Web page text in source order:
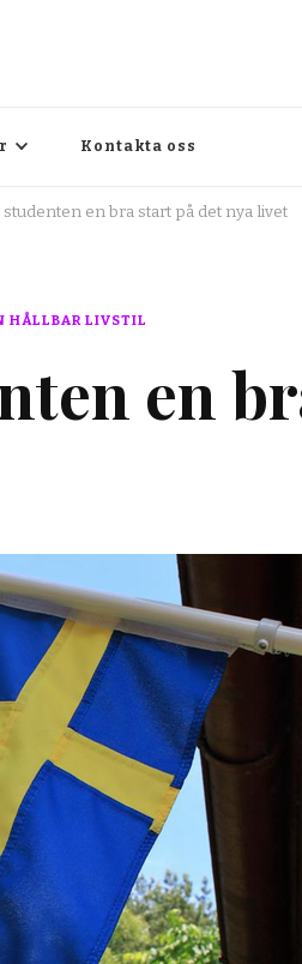
Kontakta oss
studenten en bra start på det nya livet
HÅLLBAR LIVSTIL
en